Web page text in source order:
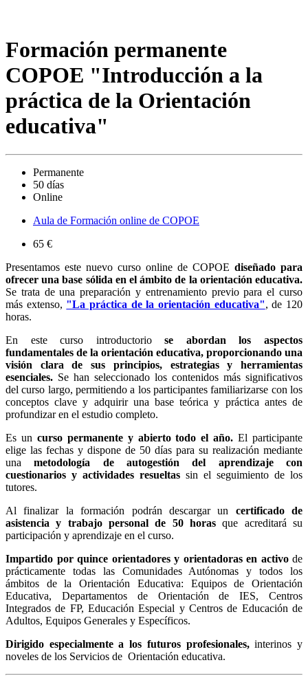
Formación permanente
COPOE "Introducción a la
práctica de la Orientación
educativa"
Permanente
50 días
Online
Aula de Formación online de COPOE
65 €
Presentamos este nuevo curso online de COPOE diseñado para
ofrecer una base sólida en el ámbito de la orientación educativa.
Se trata de una preparación y entrenamiento previo para el curso
más extenso, "La práctica de la orientación educativa", de 120
horas.
En este curso introductoriose abordan los aspectos
fundamentales de la orientación educativa, proporcionando una
visión clara de sus principios, estrategias y herramientas
esenciales. Se han seleccionado los contenidos más significativos
del curso largo, permitiendo a los participantes familiarizarse con los
conceptos clave y adquirir una base teórica y práctica antes de
profundizar en el estudio completo.
Es un curso permanente y abierto todo el año. El participante
elige las fechas y dispone de 50 días para su realización mediante
una metodología de autogestión del aprendizaje con
cuestionarios y actividades resueltas sin el seguimiento de los
tutores.
Al finalizar la formación podrán descargar un certificado de
asistencia
y trabajo personal de 50 horas que acreditará su
participación y aprendizaje en el curso.
Impartido por quince orientadores y orientadoras en activode
prácticamente todas las Comunidades Autónomas y todos los
ámbitos de la Orientación Educativa: Equipos de Orientación
Educativa, Departamentos de Orientación de IES, Centros
Integrados de FP, Educación Especial y Centros de Educación de
Adultos, Equipos Generales y Específicos.
Dirigido especialmente a los futuros profesionales,interinos y
noveles de los Servicios de Orientación educativa.